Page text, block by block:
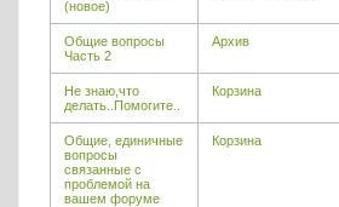
(новое)
Общие вопросы
Часть 2
Архив
Не знаю,что
делать..Помогите..
Корзина
Общие, единичные
вопросы
связанные с
проблемой на
вашем форуме
Корзина